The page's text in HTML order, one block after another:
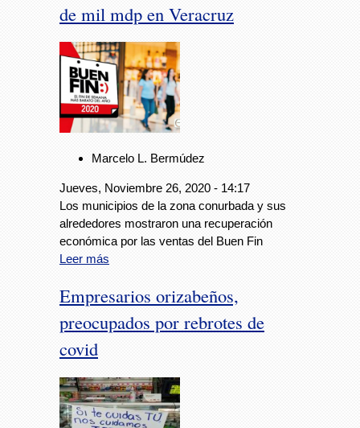
de mil mdp en Veracruz
Marcelo L. Bermúdez
Jueves, Noviembre 26, 2020 - 14:17
Los municipios de la zona conurbada y sus
alrededores mostraron una recuperación
económica por las ventas del Buen Fin
Leer más
Empresarios orizabeños,
preocupados por rebrotes de
covid